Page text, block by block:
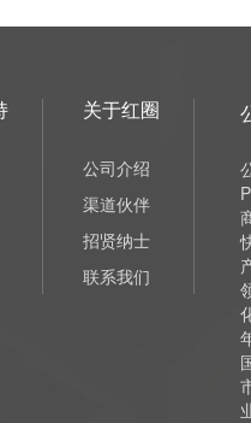
关于红圈
公司介绍
渠道伙伴
招贤纳士
联系我们